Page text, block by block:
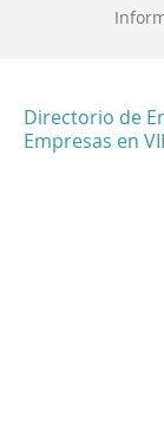
Directorio de
Empresas en